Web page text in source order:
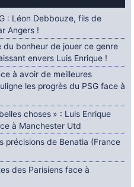
: Léon Debbouze, fils de
Angers !
du bonheur de jouer ce genre
envers Luis Enrique !
à avoir de meilleures
les progrès du PSG face à
choses » : Luis Enrique
à Manchester Utd
précisions de Benatia (France
des Parisiens face à